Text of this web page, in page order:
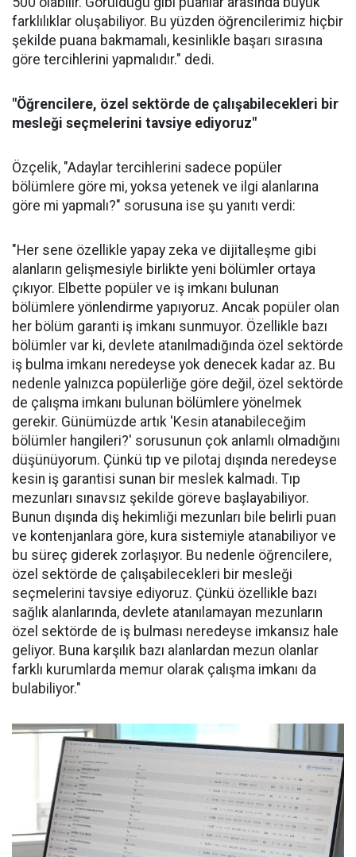
farklılıklar oluşabiliyor. Bu yüzden öğrencilerimiz hiçbir
şekilde puana bakmamalı, kesinlikle başarı sırasına
göre tercihlerini yapmalıdır." dedi.
"Öğrencilere, özel sektörde de çalışabilecekleri bir
mesleği seçmelerini tavsiye ediyoruz"
Özçelik, "Adaylar tercihlerini sadece popüler
bölümlere göre mi, yoksa yetenek ve ilgi alanlarına
göre mi yapmalı?" sorusuna ise şu yanıtı verdi:
"Her sene özellikle yapay zeka ve dijitalleşme gibi
alanların gelişmesiyle birlikte yeni bölümler ortaya
çıkıyor. Elbette popüler ve iş imkanı bulunan
bölümlere yönlendirme yapıyoruz. Ancak popüler olan
her bölüm garanti iş imkanı sunmuyor. Özellikle bazı
bölümler var ki, devlete atanılmadığında özel sektörde
iş bulma imkanı neredeyse yok denecek kadar az. Bu
nedenle yalnızca popülerliğe göre değil, özel sektörde
de çalışma imkanı bulunan bölümlere yönelmek
gerekir. Günümüzde artık 'Kesin atanabileceğim
bölümler hangileri?' sorusunun çok anlamlı olmadığını
düşünüyorum. Çünkü tıp ve pilotaj dışında neredeyse
kesin iş garantisi sunan bir meslek kalmadı. Tıp
mezunları sınavsız şekilde göreve başlayabiliyor.
Bunun dışında diş hekimliği mezunları bile belirli puan
ve kontenjanlara göre, kura sistemiyle atanabiliyor ve
bu süreç giderek zorlaşıyor. Bu nedenle öğrencilere,
özel sektörde de çalışabilecekleri bir mesleği
seçmelerini tavsiye ediyoruz. Çünkü özellikle bazı
sağlık alanlarında, devlete atanılamayan mezunların
özel sektörde de iş bulması neredeyse imkansız hale
geliyor. Buna karşılık bazı alanlardan mezun olanlar
farklı kurumlarda memur olarak çalışma imkanı da
bulabiliyor."